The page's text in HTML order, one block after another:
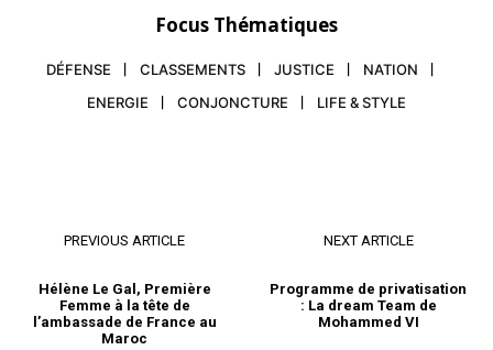
Focus Thématiques
DÉFENSE CLASSEMENTS JUSTICE
NATION
ENERGIE
CONJONCTURE LIFE & STYLE
PREVIOUS ARTICLE
Hélène Le Gal, Première
Femme à la tête de
l’ambassade de France au
Maroc
NEXT ARTICLE
Programme de privatisation
: La dream Team de
Mohammed VI